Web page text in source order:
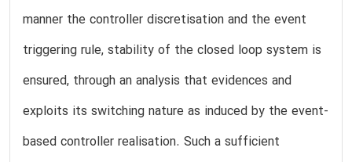
manner the controller discretisation and the event
triggering rule, stability of the closed loop system is
ensured, through an analysis that evidences and
exploits its switching nature as induced by the event-
based controller realisation. Such a sufficient